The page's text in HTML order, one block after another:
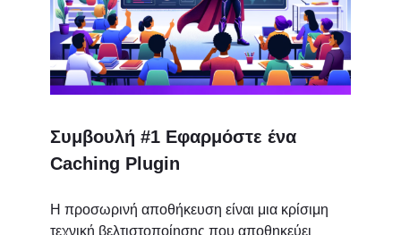
Συμβουλή #1 Εφαρμόστε ένα
Caching Plugin
Η προσωρινή αποθήκευση είναι μια κρίσιμη
τεχνική βελτιστοποίησης που αποθηκεύει